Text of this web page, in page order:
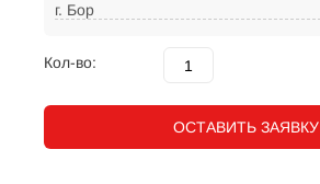
г. Бор
Кол-во:
ОСТАВИТЬ ЗАЯВКУ